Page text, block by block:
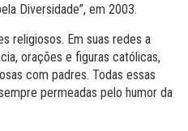
Diversidade”, em 2003.
religiosos. Em suas redes a
orações e figuras católicas,
com padres. Todas essas
permeadas pelo humor da